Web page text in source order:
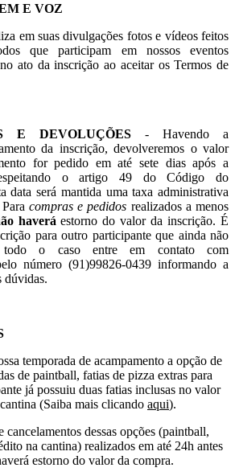
E VOZ
em suas divulgações fotos e vídeos feitos
que participam em nossos eventos
ato da inscrição ao aceitar os Termos de
E DEVOLUÇÕES - Havendo a
da inscrição, devolveremos o valor
for pedido em até sete dias após a
o artigo 49 do Código do
data será mantida uma taxa administrativa
ara compras e pedidos realizados a menos
haverá estorno do valor da inscrição. É
para outro participante que ainda não
todo o caso entre em contato com
número (91)99826-0439 informando a
dúvidas.
temporada de acampamento a opção de
de paintball, fatias de pizza extras para
já possuiu duas fatias inclusas no valor
(Saiba mais clicando aqui).
cancelamentos dessas opções (paintball,
na cantina) realizados em até 24h antes
estorno do valor da compra.